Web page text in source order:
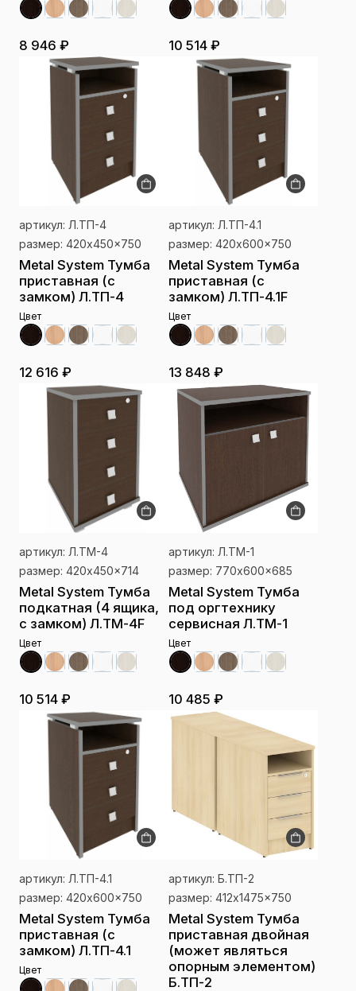
8 946 ₽ 10 514 ₽
артикул: Л.ТП-4
размер: 420x450x750
Metal System Тумба
приставная (с
замком) Л.ТП-4
Цвет
12 616 ₽
артикул: Л.ТП-4.1
размер: 420x600x750
Metal System Тумба
приставная (с
замком) Л.ТП-4.1F
Цвет
13 848 ₽
артикул: Л.ТМ-4
размер: 420x450x714
Metal System Тумба
подкатная (4 ящика,
с замком) Л.ТМ-4F
Цвет
10 514 ₽
артикул: Л.ТМ-1
размер: 770x600x685
Metal System Тумба
под оргтехнику
сервисная Л.ТМ-1
Цвет
10 485 ₽
артикул: Л.ТП-4.1
размер: 420x600x750
Metal System Тумба
приставная (с
замком) Л.ТП-4.1
Цвет
артикул: Б.ТП-2
размер: 412x1475x750
Metal System Тумба
приставная двойная
(может являться
опорным элементом)
Б.ТП-2